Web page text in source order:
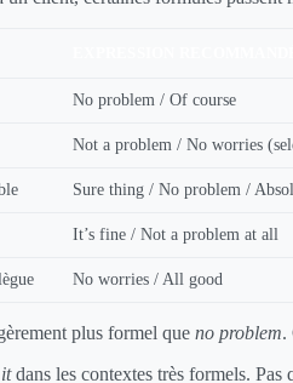
No problem / Of course
Not a problem / No worries
Sure thing / No problem /
It’s fine / Not a problem at all
No worries / All good
plus formel que no problem.
dans les contextes très formels. Pas